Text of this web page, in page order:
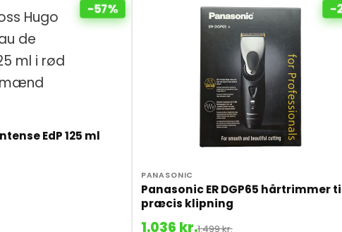
-57%
EdP 125 ml
-
PANASONIC
Panasonic ER DGP65 hårtrimmer
præcis klipning
1.036 kr.1.499 kr.